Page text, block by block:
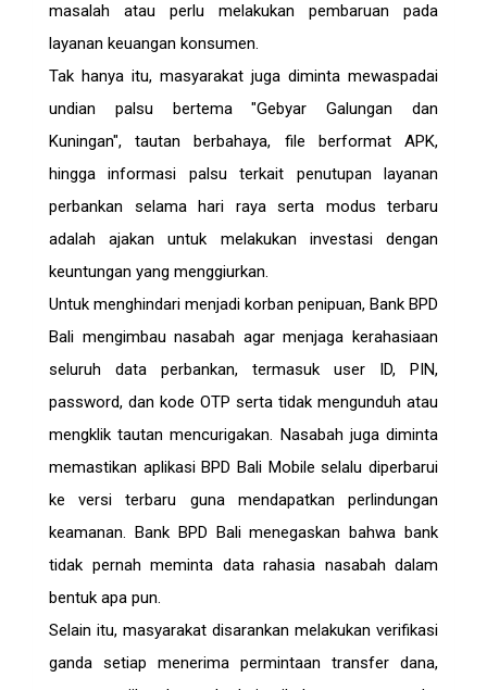
masalah atau perlu melakukan pembaruan pada
layanan keuangan konsumen.
Tak hanya itu, masyarakat juga diminta mewaspadai
undian palsu bertema "Gebyar Galungan dan
Kuningan", tautan berbahaya, file berformat APK,
hingga informasi palsu terkait penutupan layanan
perbankan selama hari raya serta modus terbaru
adalah ajakan untuk melakukan investasi dengan
keuntungan yang menggiurkan.
Untuk menghindari menjadi korban penipuan, Bank BPD
Bali mengimbau nasabah agar menjaga kerahasiaan
seluruh data perbankan, termasuk user ID, PIN,
password, dan kode OTP serta tidak mengunduh atau
mengklik tautan mencurigakan. Nasabah juga diminta
memastikan aplikasi BPD Bali Mobile selalu diperbarui
ke versi terbaru guna mendapatkan perlindungan
keamanan. Bank BPD Bali menegaskan bahwa bank
tidak pernah meminta data rahasia nasabah dalam
bentuk apa pun.
Selain itu, masyarakat disarankan melakukan verifikasi
ganda setiap menerima permintaan transfer dana,